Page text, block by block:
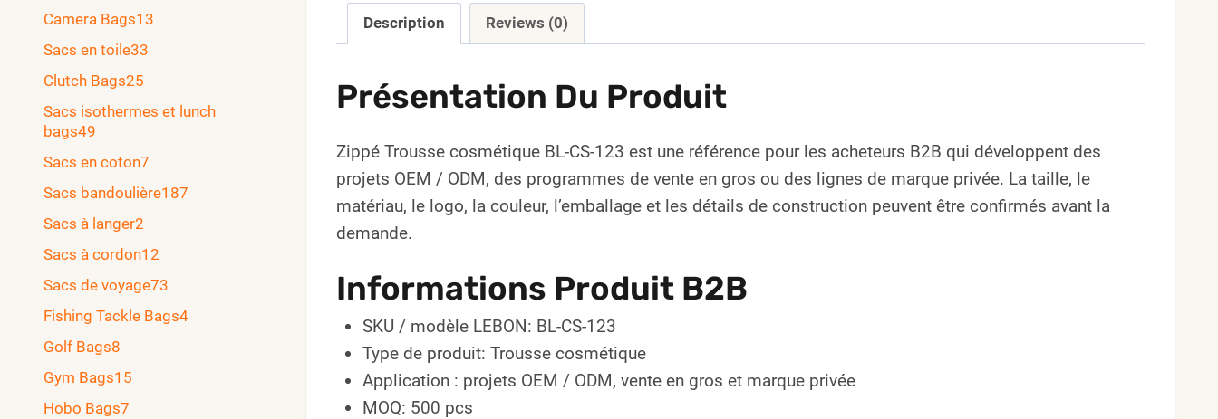
Description Reviews (0)
Présentation Du Produit
Zippé Trousse cosmétique BL-CS-123 est une référence pour les acheteurs B2B qui développent des
projets OEM / ODM, des programmes de vente en gros ou des lignes de marque privée. La taille, le
matériau, le logo, la couleur, l’emballage et les détails de construction peuvent être confirmés avant la
demande.
Informations Produit B2B
SKU / modèle LEBON: BL-CS-123
Type de produit: Trousse cosmétique
Application : projets OEM / ODM, vente en gros et marque privée
MOQ: 500 pcs
Camera Bags13
Sacs en toile33
Clutch Bags25
Sacs isothermes et lunch
bags49
Sacs en coton7
Sacs bandoulière187
Sacs à langer2
Sacs à cordon12
Sacs de voyage73
Fishing Tackle Bags4
Golf Bags8
Gym Bags15
Hobo Bags7